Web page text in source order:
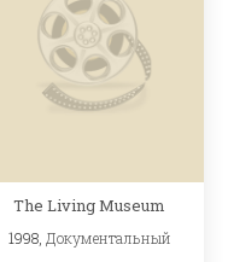
The Living Museum
1998, Документальный